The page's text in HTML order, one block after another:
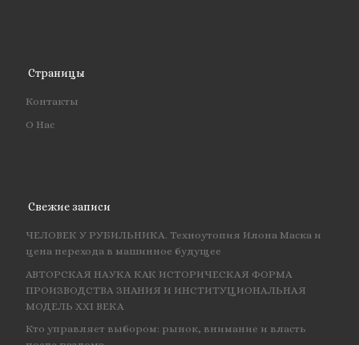
Страницы
Контакты
О Нас
Свежие записи
ЧЕЛОВЕК У РУБИЛЬНИКА. Техноутопия Илона Маска и
цена перехода в машинное будущее
АВТОРСКАЯ НАУКА КАК ИСТОРИЧЕСКАЯ ФОРМА
ПРОИЗВОДСТВА ЗНАНИЯ И ИНСТИТУЦИОНАЛЬНАЯ
МОДЕЛЬ XXI ВЕКА
Кто управляет выбором: рынок, внимание и власть